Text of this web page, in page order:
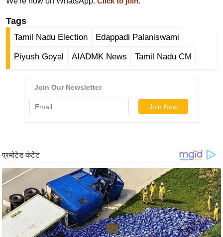
नो
रं
वु
ड
हॉ
ली
वु
ड
Tags
Tamil Nadu Election Edappadi Palaniswami
Piyush Goyal AIADMK News Tamil Nadu CM